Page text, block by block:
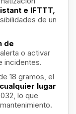
e IFTTT,
de un
de
o activar
incidentes.
18 gramos, el
lugar
lo que